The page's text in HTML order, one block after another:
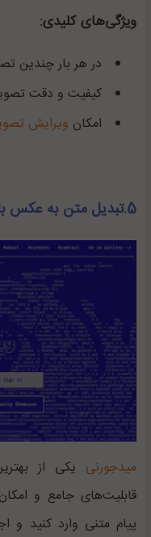
ویژگی‌های کلیدی:
در هر بار چندین
کیفیت و دقت
امکان ویرایش
5.تبدیل متن به عکس با میدجورنی (Midjourney)
میدجورنی یکی از
قابلیت‌های جامع و
پیام متنی وارد کنید و